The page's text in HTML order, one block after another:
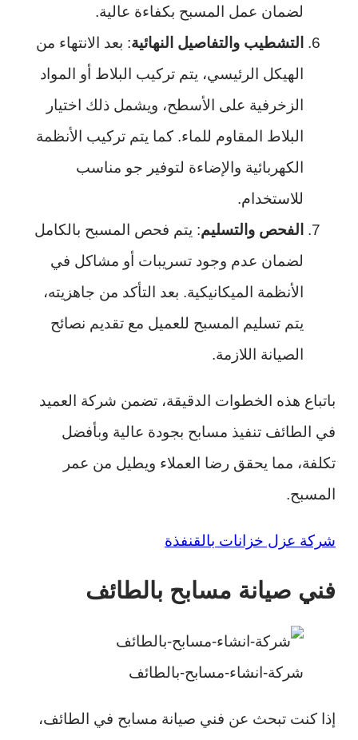
لضمان عمل المسبح بكفاءة عالية.
التشطيب والتفاصيل النهائية: بعد الانتهاء من
الهيكل الرئيسي، يتم تركيب البلاط أو المواد
الزخرفية على الأسطح، ويشمل ذلك اختيار
البلاط المقاوم للماء. كما يتم تركيب الأنظمة
الكهربائية والإضاءة لتوفير جو مناسب
للاستخدام.
الفحص والتسليم: يتم فحص المسبح بالكامل
لضمان عدم وجود تسريبات أو مشاكل في
الأنظمة الميكانيكية. بعد التأكد من جاهزيته،
يتم تسليم المسبح للعميل مع تقديم نصائح
الصيانة اللازمة.
باتباع هذه الخطوات الدقيقة، تضمن شركة العميد
في الطائف تنفيذ مسابح بجودة عالية وبأفضل
تكلفة، مما يحقق رضا العملاء ويطيل من عمر
المسبح.
شركة عزل خزانات بالقنفذة
فني صيانة مسابح بالطائف
شركة-انشاء-مسابح-بالطائف
إذا كنت تبحث عن فني صيانة مسابح في الطائف،